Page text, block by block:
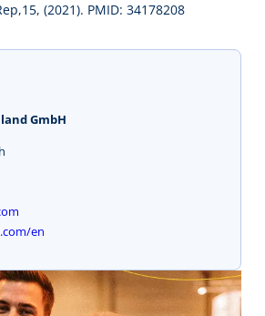
(2021). PMID: 34178208
GmbH
en